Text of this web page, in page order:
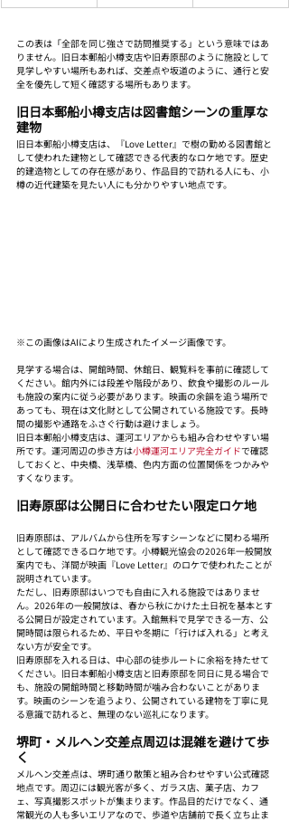
この表は「全部を同じ強さで訪問推奨する」という意味ではあ
りません。旧日本郵船小樽支店や旧寿原邸のように施設として
見学しやすい場所もあれば、交差点や坂道のように、通行と安
全を優先して短く確認する場所もあります。
旧日本郵船小樽支店は図書館シーンの重厚な
建物
旧日本郵船小樽支店は、『Love Letter』で樹の勤める図書館と
して使われた建物として確認できる代表的なロケ地です。歴史
的建造物としての存在感があり、作品目的で訪れる人にも、小
樽の近代建築を見たい人にも分かりやすい地点です。
※この画像はAIにより生成されたイメージ画像です。
見学する場合は、開館時間、休館日、観覧料を事前に確認して
ください。館内外には段差や階段があり、飲食や撮影のルール
も施設の案内に従う必要があります。映画の余韻を追う場所で
あっても、現在は文化財として公開されている施設です。長時
間の撮影や通路をふさぐ行動は避けましょう。
旧日本郵船小樽支店は、運河エリアからも組み合わせやすい場
所です。運河周辺の歩き方は小樽運河エリア完全ガイドで確認
しておくと、中央橋、浅草橋、色内方面の位置関係をつかみや
すくなります。
旧寿原邸は公開日に合わせたい限定ロケ地
旧寿原邸は、アルバムから住所を写すシーンなどに関わる場所
として確認できるロケ地です。小樽観光協会の2026年一般開放
案内でも、洋間が映画『Love Letter』のロケで使われたことが
説明されています。
ただし、旧寿原邸はいつでも自由に入れる施設ではありませ
ん。2026年の一般開放は、春から秋にかけた土日祝を基本とす
る公開日が設定されています。入館無料で見学できる一方、公
開時間は限られるため、平日や冬期に「行けば入れる」と考え
ない方が安全です。
旧寿原邸を入れる日は、中心部の徒歩ルートに余裕を持たせて
ください。旧日本郵船小樽支店と旧寿原邸を同日に見る場合で
も、施設の開館時間と移動時間が噛み合わないことがありま
す。映画のシーンを追うより、公開されている建物を丁寧に見
る意識で訪れると、無理のない巡礼になります。
堺町・メルヘン交差点周辺は混雑を避けて歩
く
メルヘン交差点は、堺町通り散策と組み合わせやすい公式確認
地点です。周辺には観光客が多く、ガラス店、菓子店、カフ
ェ、写真撮影スポットが集まります。作品目的だけでなく、通
常観光の人も多いエリアなので、歩道や店舗前で長く立ち止ま